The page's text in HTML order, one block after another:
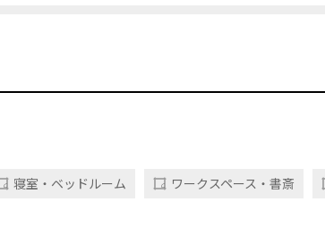
寝室・ベッドルーム ワークスペース・書斎